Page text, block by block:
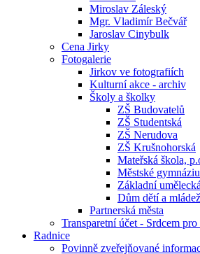
Miroslav Záleský
Mgr. Vladimír Bečvář
Jaroslav Cinybulk
Cena Jirky
Fotogalerie
Jirkov ve fotografiích
Kulturní akce - archiv
Školy a školky
ZŠ Budovatelů
ZŠ Studentská
ZŠ Nerudova
ZŠ Krušnohorská
Mateřská škola,
Městské
Základní
Dům dětí a
Partnerská města
Transparetní účet - Srdcem
Radnice
Povinně zveřejňované